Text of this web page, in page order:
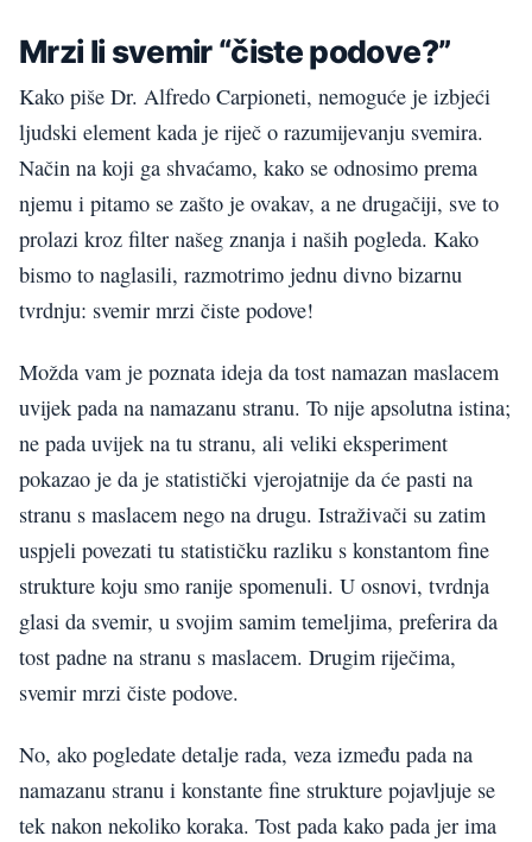
Mrzi li svemir “čiste podove?”
Kako piše Dr. Alfredo Carpioneti, nemoguće je izbjeći
ljudski element kada je riječ o razumijevanju svemira.
Način na koji ga shvaćamo, kako se odnosimo prema
njemu i pitamo se zašto je ovakav, a ne drugačiji, sve to
prolazi kroz filter našeg znanja i naših pogleda. Kako
bismo to naglasili, razmotrimo jednu divno bizarnu
tvrdnju: svemir mrzi čiste podove!
Možda vam je poznata ideja da tost namazan maslacem
uvijek pada na namazanu stranu. To nije apsolutna istina;
ne pada uvijek na tu stranu, ali veliki eksperiment
pokazao je da je statistički vjerojatnije da će pasti na
stranu s maslacem nego na drugu. Istraživači su zatim
uspjeli povezati tu statističku razliku s konstantom fine
strukture koju smo ranije spomenuli. U osnovi, tvrdnja
glasi da svemir, u svojim samim temeljima, preferira da
tost padne na stranu s maslacem. Drugim riječima,
svemir mrzi čiste podove.
No, ako pogledate detalje rada, veza između pada na
namazanu stranu i konstante fine strukture pojavljuje se
tek nakon nekoliko koraka. Tost pada kako pada jer ima